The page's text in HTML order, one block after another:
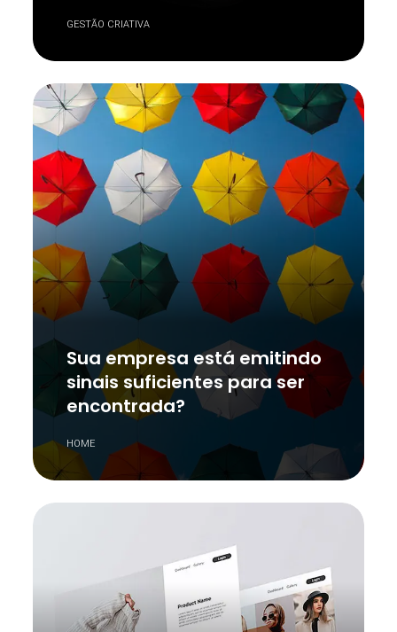
GESTÃO CRIATIVA
Sua empresa está emitindo
sinais suficientes para ser
encontrada?
HOME